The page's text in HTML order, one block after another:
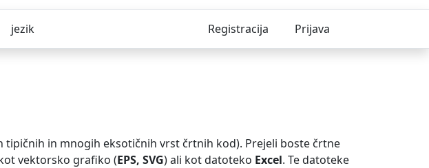
jezik Registracija Prijava
tipičnih in mnogih eksotičnih vrst črtnih kod). Prejeli boste črtne
vektorsko grafiko (EPS, SVG) ali kot datoteko Excel. Te datoteke